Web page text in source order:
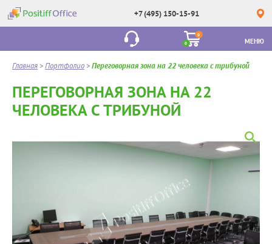
+7 (495) 150-15-91
0
0
МЕНЮ
Главная >Портфолио >Переговорная зона на 22 человека с трибуной
ПЕРЕГОВОРНАЯ ЗОНА НА 22
ЧЕЛОВЕКА С ТРИБУНОЙ